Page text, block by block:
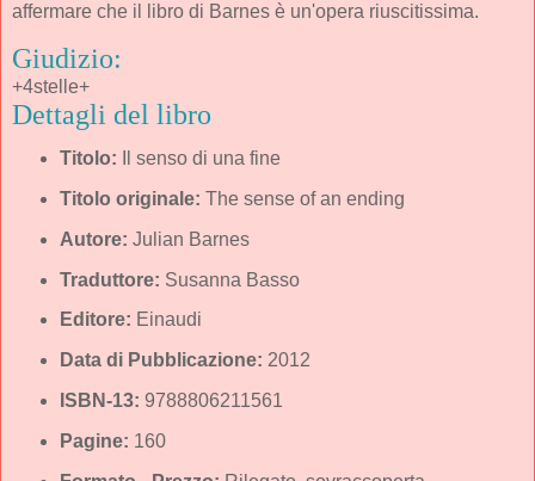
affermare che il libro di Barnes è un'opera riuscitissima.
Giudizio:
+4stelle+
Dettagli del libro
Titolo:
Il senso di una fine
Titolo originale: The sense of an ending
Autore: Julian Barnes
Traduttore: Susanna Basso
Editore: Einaudi
Data di Pubblicazione: 2012
ISBN-13: 9788806211561
Pagine: 160